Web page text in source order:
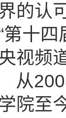
的认
第十
视频
从
院至